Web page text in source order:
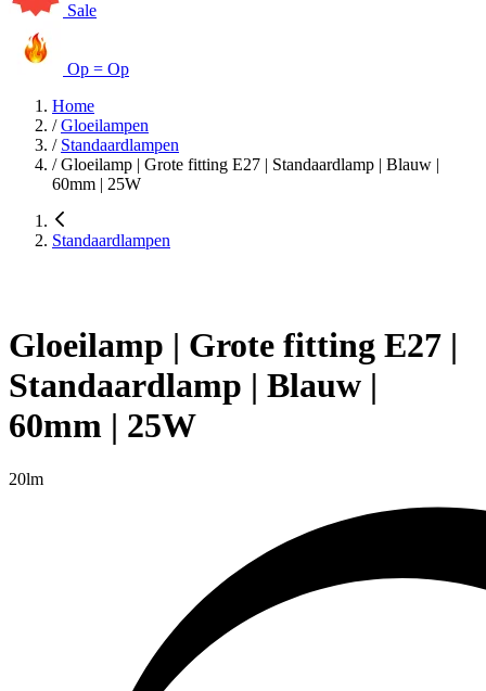
Sale
Op = Op
Home
/ Gloeilampen
/ Standaardlampen
/ Gloeilamp | Grote fitting E27 | Standaardlamp | Blauw |
60mm | 25W
Standaardlampen
Gloeilamp | Grote fitting E27 |
Standaardlamp | Blauw |
60mm | 25W
20lm